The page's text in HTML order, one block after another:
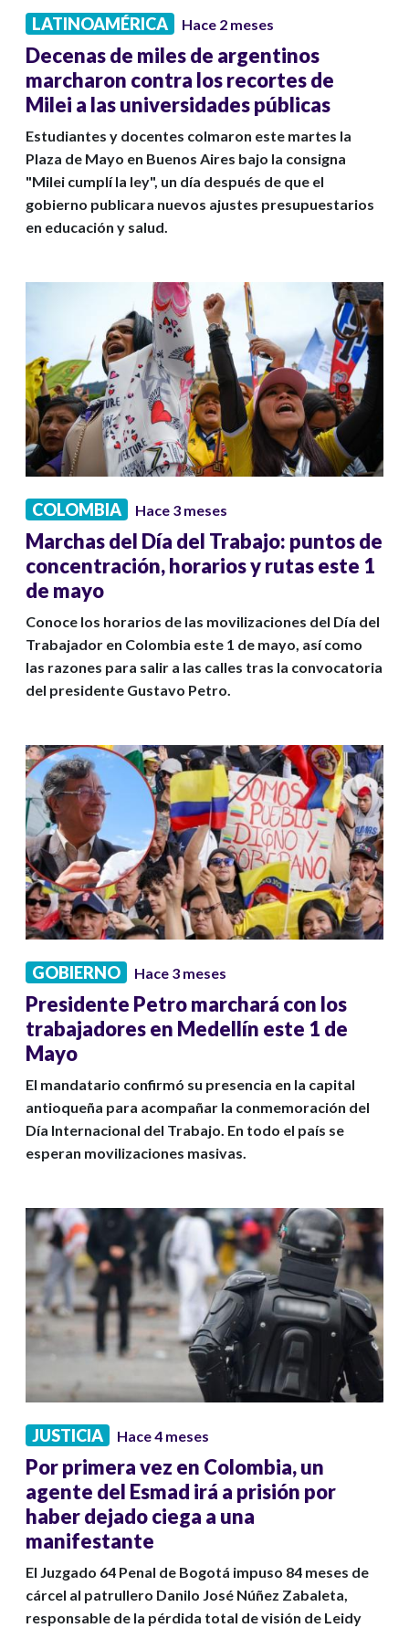
LATINOAMÉRICA Hace 2 meses
Decenas de miles de argentinos
marcharon contra los recortes de
Milei a las universidades públicas
Estudiantes y docentes colmaron este martes la
Plaza de Mayo en Buenos Aires bajo la consigna
"Milei cumplí la ley", un día después de que el
gobierno publicara nuevos ajustes presupuestarios
en educación y salud.
COLOMBIA Hace 3 meses
Marchas del Día del Trabajo: puntos de
concentración, horarios y rutas este 1
de mayo
Conoce los horarios de las movilizaciones del Día del
Trabajador en Colombia este 1 de mayo, así como
las razones para salir a las calles tras la convocatoria
del presidente Gustavo Petro.
GOBIERNO Hace 3 meses
Presidente Petro marchará con los
trabajadores en Medellín este 1 de
Mayo
El mandatario confirmó su presencia en la capital
antioqueña para acompañar la conmemoración del
Día Internacional del Trabajo. En todo el país se
esperan movilizaciones masivas.
JUSTICIA Hace 4 meses
Por primera vez en Colombia, un
agente del Esmad irá a prisión por
haber dejado ciega a una
manifestante
El Juzgado 64 Penal de Bogotá impuso 84 meses de
cárcel al patrullero Danilo José Núñez Zabaleta,
responsable de la pérdida total de visión de Leidy